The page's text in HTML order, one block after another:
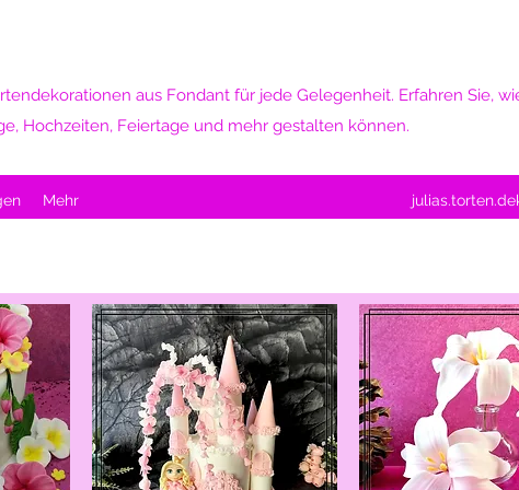
aus Fondant für jede Gelegenheit. Erfahren Sie,
Hochzeiten, Feiertage und mehr gestalten können.
Mehr